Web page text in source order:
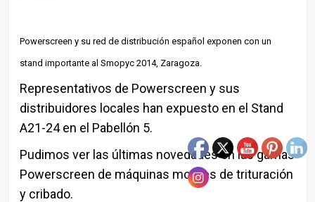
Powerscreen y su red de distribución español exponen con un
stand importante al Smopyc 2014, Zaragoza.
Representativos de Powerscreen y sus
distribuidores locales han expuesto en el Stand
A21-24 en el Pabellón 5.
Pudimos ver las últimas novedades en las gamas
Powerscreen de máquinas moviles de trituración
y cribado.